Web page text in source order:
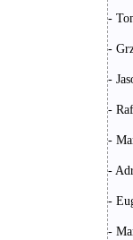
-
-
-
-
-
-
-
-